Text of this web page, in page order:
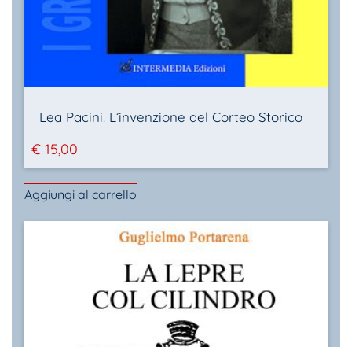
Lea Pacini. L’invenzione del Corteo Storico
€ 15,00
Aggiungi al carrello